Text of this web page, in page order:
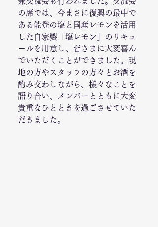
の席では、今まさに復興の最中で
ある能登の塩と国産レモンを活用
した自家製 「塩レモン」
のリキュ
ールを用意し、皆さまに大変喜ん
でいただくことができました。現
地の方やスタッフの方々とお酒を
酌み交わしながら、様々なことを
語り合い、メンバーとともに大変
貴重なひとときを過ごさせていた
だきました。